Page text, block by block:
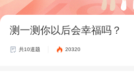
测一测你以后会幸福吗？
共10道题 20320